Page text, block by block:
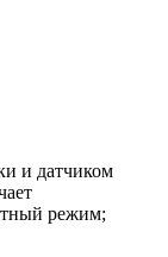
и датчиком
режим;